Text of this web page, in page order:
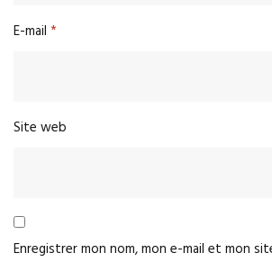
E-mail *
Site web
Enregistrer mon nom, mon e-mail et mon